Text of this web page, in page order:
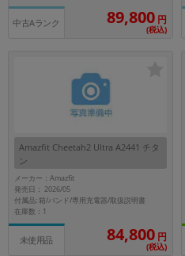
中古Aランク 89,800 円
(税込)
Amazfit Cheetah2 Ultra A2441 チタ
ン
メーカー：Amazfit
発売日： 2026/05
付属品: 箱/バンド/専用充電器/取扱説明書
在庫数：1
未使用品 84,800 円
(税込)
発売日